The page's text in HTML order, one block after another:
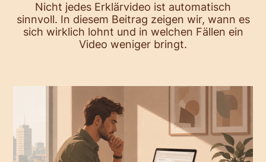
Nicht jedes Erklärvideo ist automatisch
sinnvoll. In diesem Beitrag zeigen wir, wann es
sich wirklich lohnt und in welchen Fällen ein
Video weniger bringt.